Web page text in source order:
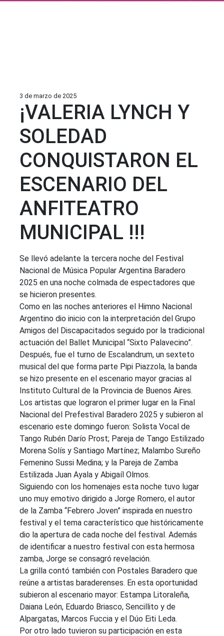
3 de marzo de 2025
¡VALERIA LYNCH Y
SOLEDAD
CONQUISTARON EL
ESCENARIO DEL
ANFITEATRO
MUNICIPAL !!!
Se llevó adelante la tercera noche del Festival
Nacional de Música Popular Argentina Baradero
2025 en una noche colmada de espectadores que
se hicieron presentes.
Como en las noches anteriores el Himno Nacional
Argentino dio inicio con la interpretación del Grupo
Amigos del Discapacitados seguido por la tradicional
actuación del Ballet Municipal “Sixto Palavecino”.
Después, fue el turno de Escalandrum, un sexteto
musical del que forma parte Pipi Piazzola, la banda
se hizo presente en el escenario mayor gracias al
Instituto Cultural de la Provincia de Buenos Aires.
Los artistas que lograron el primer lugar en la Final
Nacional del Prefestival Baradero 2025 y subieron al
escenario este domingo fueron: Solista Vocal de
Tango Rubén Darío Prost; Pareja de Tango Estilizado
Morena Solís y Santiago Martínez; Malambo Sureño
Femenino Sussi Medina; y la Pareja de Zamba
Estilizada Juan Ayala y Abigaíl Olmos.
Siguiendo con los homenajes esta noche tuvo lugar
uno muy emotivo dirigido a Jorge Romero, el autor
de la Zamba “Febrero Joven” inspirada en nuestro
festival y el tema característico que históricamente
dio la apertura de cada noche del festival. Además
de identificar a nuestro festival con esta hermosa
zamba, Jorge se consagró revelación.
La grilla contó también con Postales Baradero que
reúne a artistas baraderenses. En esta oportunidad
subieron al escenario mayor: Estampa Litoraleña,
Daiana León, Eduardo Briasco, Sencillito y de
Alpargatas, Marcos Fuccia y el Dúo Eiti Leda.
Por otro lado tuvieron su participación en esta